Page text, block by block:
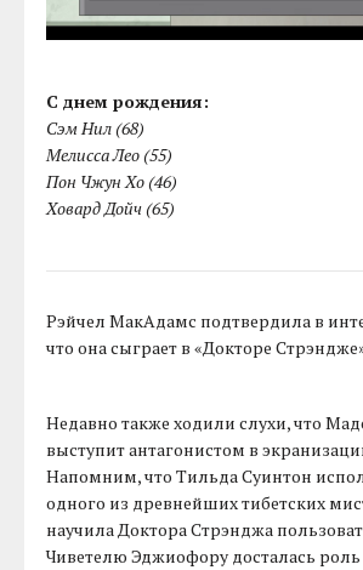
С днем рождения:
Сэм Нил (68)
Мелисса Лео (55)
Пон Чжун Хо (46)
Ховард Дойч (65)
Рэйчел МакАдамс подтвердила в
что она сыграет в «Докторе
Недавно также ходили слухи, что
выступит антагонистом в
Напомним, что Тильда Суинтон
одного из древнейших тибетских
научила Доктора Стрэнджа
Чиветелю Эджиофору досталась